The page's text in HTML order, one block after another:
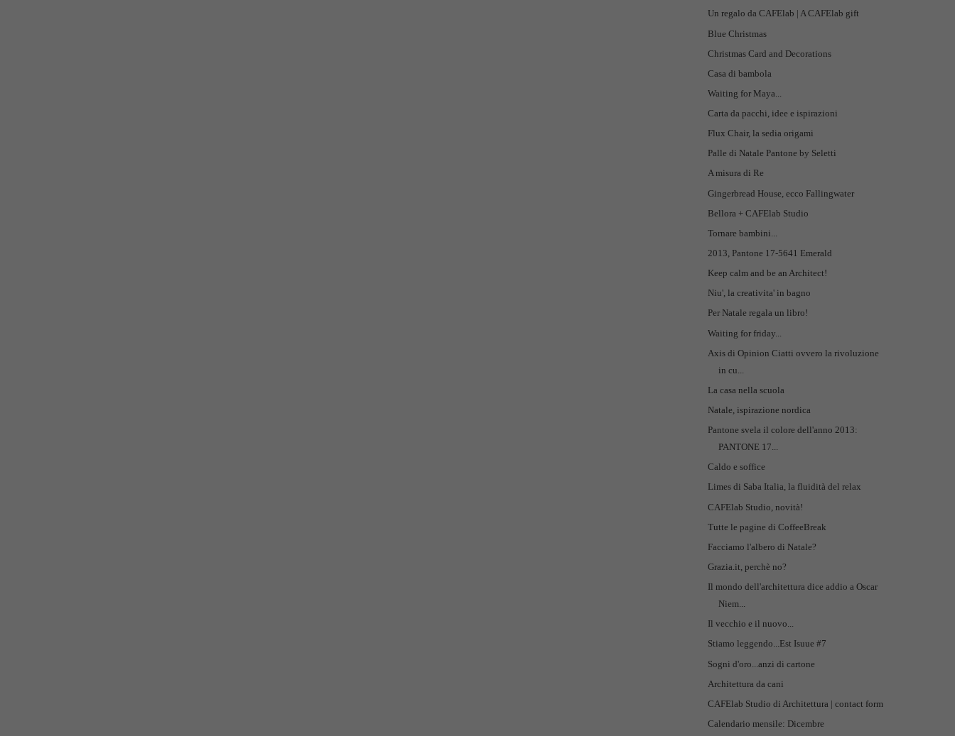
Un regalo da CAFElab | A CAFElab gift
Blue Christmas
Christmas Card and Decorations
Casa di bambola
Waiting for Maya...
Carta da pacchi, idee e ispirazioni
Flux Chair, la sedia origami
Palle di Natale Pantone by Seletti
A misura di Re
Gingerbread House, ecco Fallingwater
Bellora + CAFElab Studio
Tornare bambini...
2013, Pantone 17-5641 Emerald
Keep calm and be an Architect!
Niu', la creativita' in bagno
Per Natale regala un libro!
Waiting for friday...
Axis di Opinion Ciatti ovvero la rivoluzione
in cu...
La casa nella scuola
Natale, ispirazione nordica
Pantone svela il colore dell'anno 2013:
PANTONE 17...
Caldo e soffice
Limes di Saba Italia, la fluidità del relax
CAFElab Studio, novità!
Tutte le pagine di CoffeeBreak
Facciamo l'albero di Natale?
Grazia.it, perchè no?
Il mondo dell'architettura dice addio a Oscar
Niem...
Il vecchio e il nuovo...
Stiamo leggendo...Est Isuue #7
Sogni d'oro...anzi di cartone
Architettura da cani
CAFElab Studio di Architettura | contact form
Calendario mensile: Dicembre